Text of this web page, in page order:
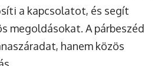
a kapcsolatot, és segít
megoldásokat. A párbeszéd
hanem közös